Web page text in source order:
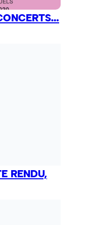
RENDU,